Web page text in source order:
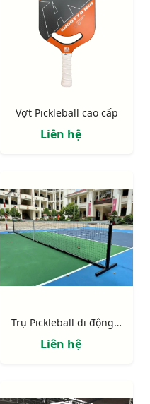
Vợt Pickleball cao cấp
Liên hệ
Trụ Pickleball di động 303801-P
Liên hệ